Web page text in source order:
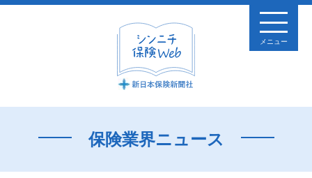
メニュー
保険業界ニュース